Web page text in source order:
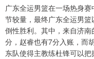
广东全运男篮在一场热身
节较量，最终广东全运男
倒性胜利。其中，来自济
分，赵睿也有7分入账，而
东队使得主教练杜锋可以把